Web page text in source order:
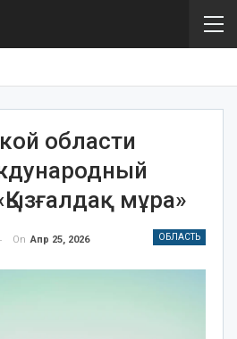
области
мұра»
ОБЛАСТЬ
On Апр 25, 2026